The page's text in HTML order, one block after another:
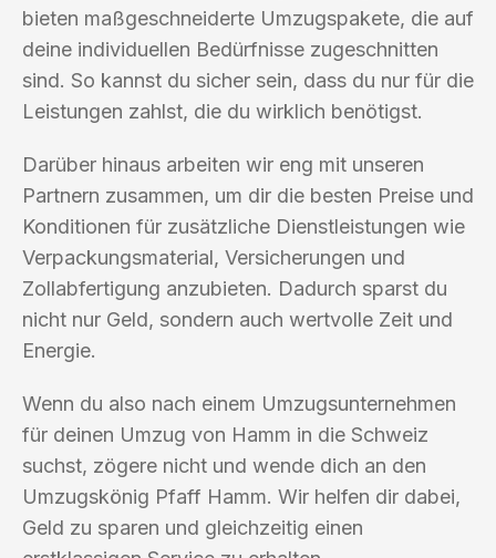
bieten maßgeschneiderte Umzugspakete, die auf
deine individuellen Bedürfnisse zugeschnitten
sind. So kannst du sicher sein, dass du nur für die
Leistungen zahlst, die du wirklich benötigst.
Darüber hinaus arbeiten wir eng mit unseren
Partnern zusammen, um dir die besten Preise und
Konditionen für zusätzliche Dienstleistungen wie
Verpackungsmaterial, Versicherungen und
Zollabfertigung anzubieten. Dadurch sparst du
nicht nur Geld, sondern auch wertvolle Zeit und
Energie.
Wenn du also nach einem Umzugsunternehmen
für deinen Umzug von Hamm in die Schweiz
suchst, zögere nicht und wende dich an den
Umzugskönig Pfaff Hamm. Wir helfen dir dabei,
Geld zu sparen und gleichzeitig einen